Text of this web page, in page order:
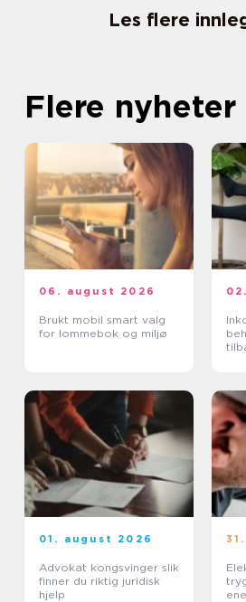
Les flere
Flere nyheter
06. august 2026
Brukt mobil smart valg
for lommebok og miljø
01. august 2026
Advokat kongsvinger slik
finner du riktig juridisk
hjelp